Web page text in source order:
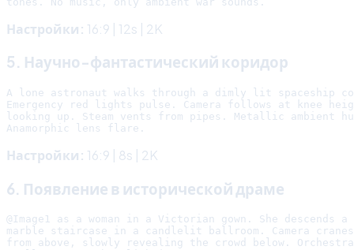
Настройки: 16:9 | 12s | 2K
5. Научно-фантастический коридор
A lone astronaut walks through a dimly lit spaceship
Emergency red lights pulse. Camera follows at knee
looking up. Steam vents from pipes. Metallic ambient
Настройки: 16:9 | 8s | 2K
6. Появление в исторической драме
@Image1 as a woman in a Victorian gown. She descends a
marble staircase in a candlelit ballroom. Camera cranes
from above, slowly revealing the crowd below.